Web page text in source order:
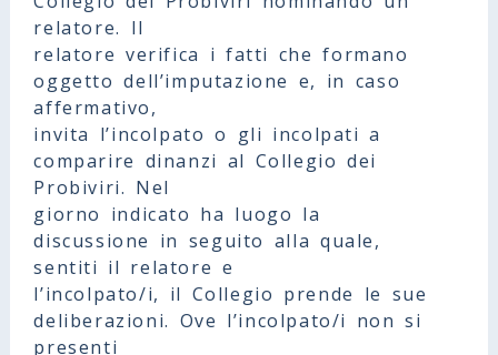
relatore. Il
relatore verifica i fatti che formano
oggetto dell’imputazione e, in caso
affermativo,
invita l’incolpato o gli incolpati a
comparire dinanzi al Collegio dei
Probiviri. Nel
giorno indicato ha luogo la
discussione in seguito alla quale,
sentiti il relatore e
l’incolpato/i, il Collegio prende le sue
deliberazioni. Ove l’incolpato/i non si
presenti